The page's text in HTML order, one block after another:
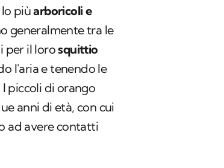
lo piùarboricoli e
generalmente tra le
per il lorosquittio
l'aria e tenendo le
piccoli di orango
anni di età, con cui
ad avere contatti